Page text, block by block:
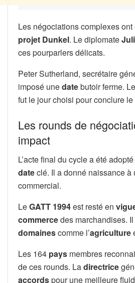
Les négociations complexes
projet Dunkel. Le diplomate
ces pourparlers délicats.
Peter Sutherland, secrétaire
imposé unedatebutoir ferme.
fut le jour choisi pour conclure le
Les rounds de
impact
L’acte final du cycle a été
dateclé. Il a donné naissance à
commercial.
LeGATT 1994est resté en
commercedes marchandises.
domainescomme l’agriculture
Les 164 pays membres
de ces rounds. Ladirectrice
accordspour une meilleure